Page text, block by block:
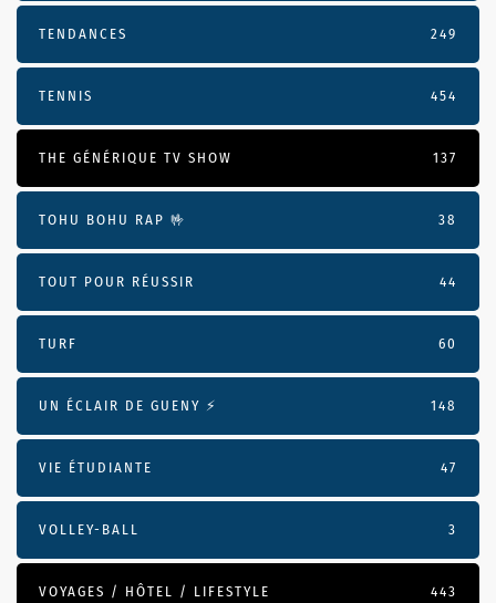
TENDANCES 249
TENNIS 454
THE GÉNÉRIQUE TV SHOW 137
TOHU BOHU RAP 🤟 38
TOUT POUR RÉUSSIR 44
TURF 60
UN ÉCLAIR DE GUENY ⚡️ 148
VIE ÉTUDIANTE 47
VOLLEY-BALL 3
VOYAGES / HÔTEL / LIFESTYLE 443